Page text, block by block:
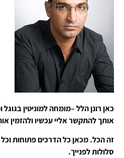
כאן רונן הלל –מומחה למוניטין
אותך להתקשר אליי עכשיו ולהזמין
זה הכל. מכאן כל הדרכים פתוחות וכל
סלולות לפנייך.